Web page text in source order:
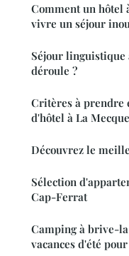
Comment un hôtel
vivre un séjour
Séjour linguistique
déroule ?
Critères à prendre
d'hôtel à La Mecque
Découvrez le
Sélection
Cap-Ferrat
Camping à brive-
vacances d'été